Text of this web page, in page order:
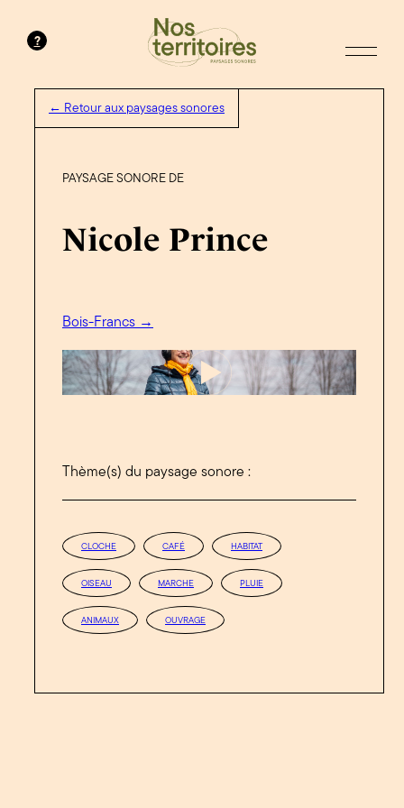
?
← Retour aux paysages sonores
PAYSAGE SONORE DE
Nicole Prince
Bois-Francs →
Thème(s) du paysage sonore :
CLOCHE CAFÉ HABITAT
OISEAU MARCHE PLUIE
ANIMAUX OUVRAGE